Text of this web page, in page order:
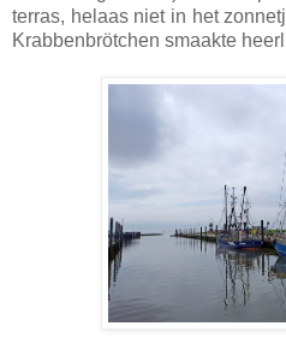
terras, helaas niet in het
Krabbenbrötchen smaakte